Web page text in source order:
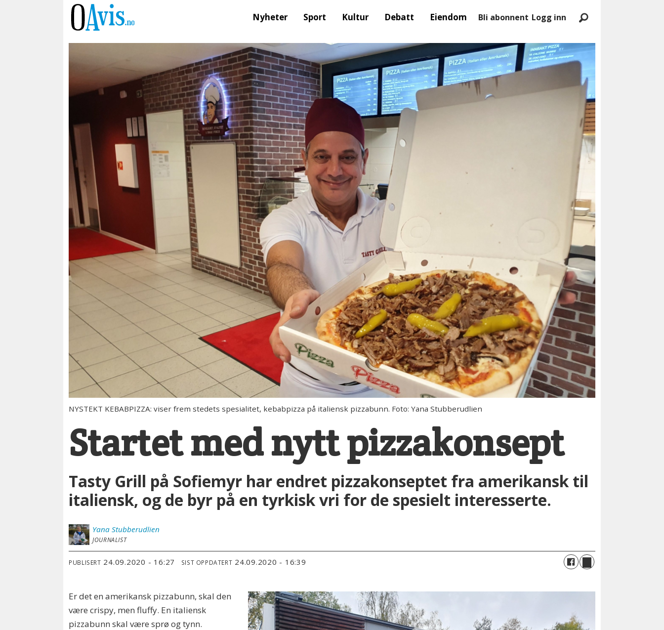
Nyheter Sport Kultur Debatt Eiendom Bli abonnent Logg inn
NYSTEKT KEBABPIZZA: viser frem stedets spesialitet, kebabpizza på italiensk pizzabunn. Foto: Yana Stubberudlien
Startet med nytt pizzakonsept
Tasty Grill på Sofiemyr har endret pizzakonseptet fra amerikansk til
italiensk, og de byr på en tyrkisk vri for de spesielt interesserte.
Yana Stubberudlien
JOURNALIST
PUBLISERT 24.09.2020 - 16:27 SIST OPPDATERT 24.09.2020 - 16:39
Er det en amerikansk pizzabunn, skal den
være crispy, men fluffy. En italiensk
pizzabunn skal være sprø og tynn.